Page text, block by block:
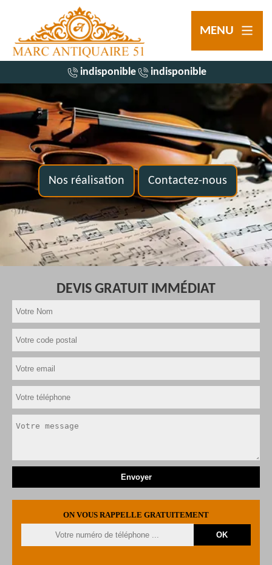
MENU
indisponible indisponible
Nos réalisation Contactez-nous
DEVIS GRATUIT IMMÉDIAT
ON VOUS RAPPELLE GRATUITEMENT